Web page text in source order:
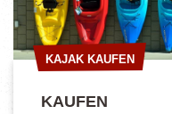
KAJAK KAUFEN
KAJAK KAUFEN
KAUFEN